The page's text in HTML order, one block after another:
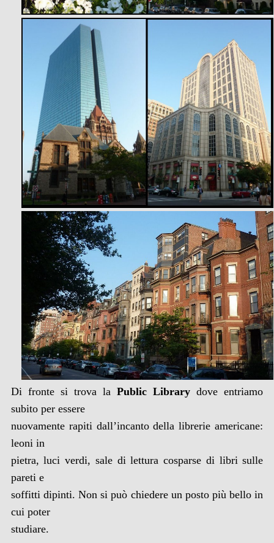
Di fronte si trova laPublic Library dove entriamo
subito per essere
nuovamente rapiti dall’incanto della librerie americane:
leoni in
pietra, luci verdi, sale di lettura cosparse di libri sulle
pareti e
soffitti dipinti. Non si può chiedere un posto più bello in
cui poter
studiare.